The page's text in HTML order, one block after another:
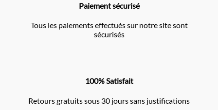
Paiement sécurisé
Tous les paiements effectués sur notre site sont
sécurisés
100% Satisfait
Retours gratuits sous 30 jours sans justifications